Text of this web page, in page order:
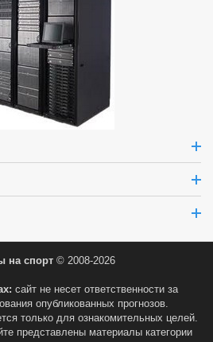
на спорт© 2008-2026
сайт не несет ответственности за
опубликованных прогнозов.
только для ознакомительных целей.
представлены материалы категории